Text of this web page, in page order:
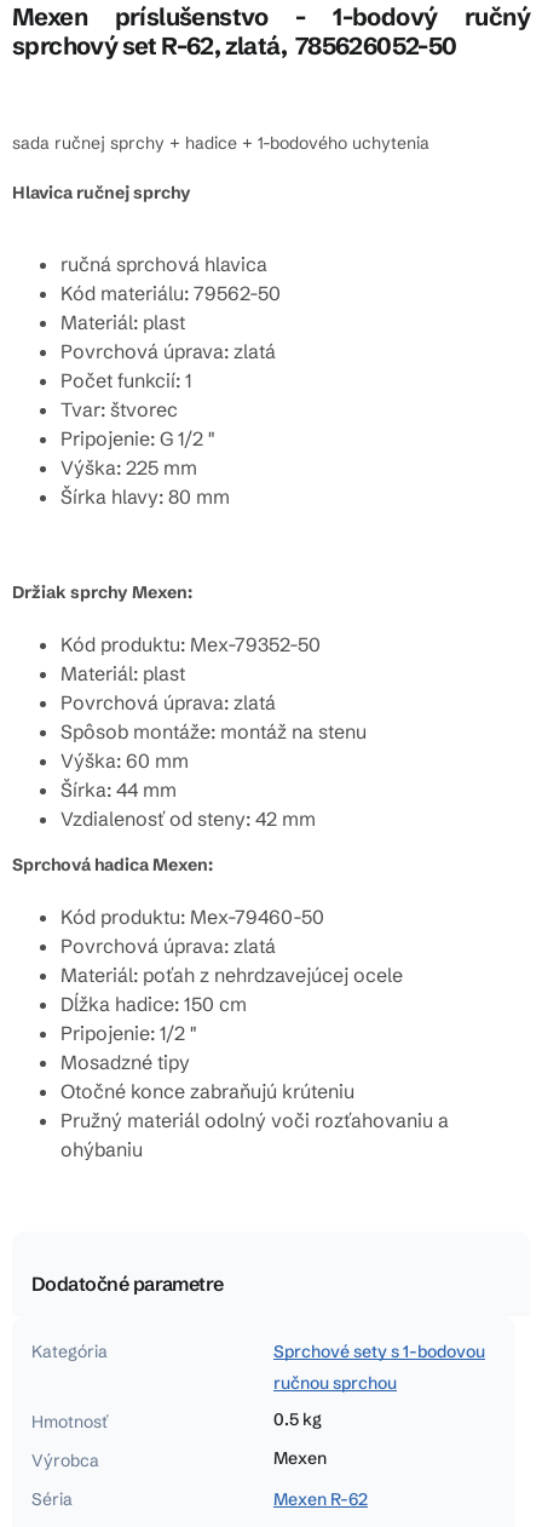
Mexen príslušenstvo - 1-bodový ručný
sprchový set R-62, zlatá, 785626052-50
sada ručnej sprchy + hadice + 1-bodového uchytenia
Hlavica ručnej sprchy
ručná sprchová hlavica
Kód materiálu: 79562-50
Materiál: plast
Povrchová úprava: zlatá
Počet funkcií: 1
Tvar: štvorec
Pripojenie: G 1/2 "
Výška: 225 mm
Šírka hlavy: 80 mm
Držiak sprchy Mexen:
Kód produktu: Mex-79352-50
Materiál: plast
Povrchová úprava: zlatá
Spôsob montáže: montáž na stenu
Výška: 60 mm
Šírka: 44 mm
Vzdialenosť od steny: 42 mm
Sprchová hadica Mexen:
Kód produktu: Mex-79460-50
Povrchová úprava: zlatá
Materiál: poťah z nehrdzavejúcej ocele
Dĺžka hadice: 150 cm
Pripojenie: 1/2 "
Mosadzné tipy
Otočné konce zabraňujú krúteniu
Pružný materiál odolný voči rozťahovaniu a
ohýbaniu
Dodatočné parametre
Kategória
Sprchové sety s 1-bodovou
ručnou sprchou
Hmotnosť
0.5 kg
Výrobca
Mexen
Séria
Mexen R-62